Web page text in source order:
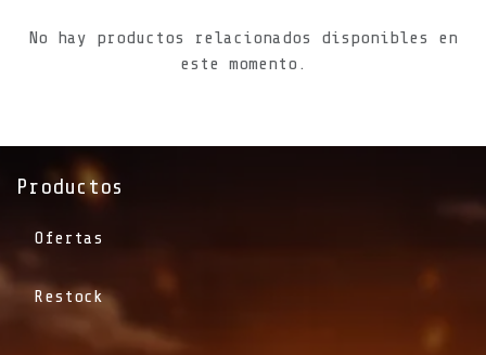
No hay productos relacionados disponibles en
este momento.
Productos
Ofertas
Restock